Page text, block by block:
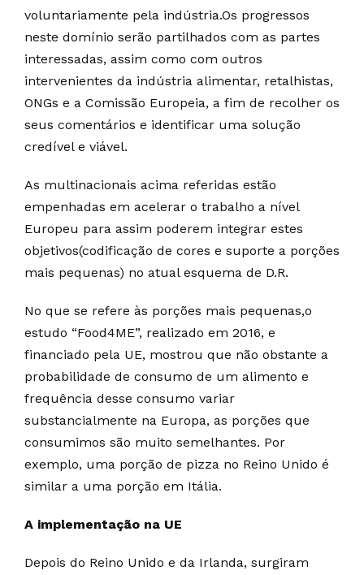
voluntariamente pela indústria.Os progressos
neste domínio serão partilhados com as partes
interessadas, assim como com outros
intervenientes da indústria alimentar, retalhistas,
ONGs e a Comissão Europeia, a fim de recolher os
seus comentários e identificar uma solução
credível e viável.
As multinacionais acima referidas estão
empenhadas em acelerar o trabalho a nível
Europeu para assim poderem integrar estes
objetivos(codificação de cores e suporte a porções
mais pequenas) no atual esquema de D.R.
No que se refere às porções mais pequenas,o
estudo “Food4ME”, realizado em 2016, e
financiado pela UE, mostrou que não obstante a
probabilidade de consumo de um alimento e
frequência desse consumo variar
substancialmente na Europa, as porções que
consumimos são muito semelhantes. Por
exemplo, uma porção de pizza no Reino Unido é
similar a uma porção em Itália.
A implementação na UE
Depois do Reino Unido e da Irlanda, surgiram